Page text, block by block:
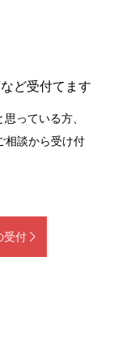
ど受付てます
っている方、
相談から受け付
受付